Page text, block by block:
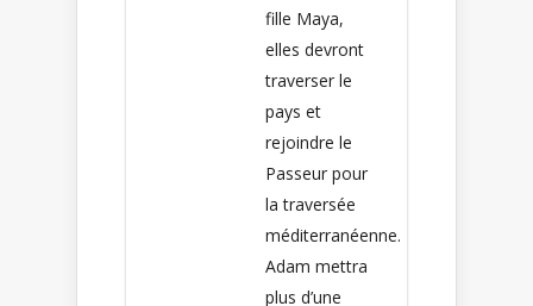
fille Maya,
elles devront
traverser le
pays et
rejoindre le
Passeur pour
la traversée
méditerranéenne.
Adam mettra
plus d’une